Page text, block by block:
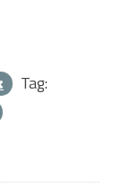
Tag: